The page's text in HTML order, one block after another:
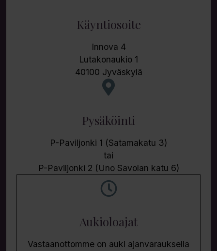
Käyntiosoite
Innova 4
Lutakonaukio 1
40100 Jyväskylä
Pysäköinti
P-Paviljonki 1 (Satamakatu 3)
tai
P-Paviljonki 2 (Uno Savolan katu 6)
Aukioloajat
Vastaanottomme on auki ajanvarauksella